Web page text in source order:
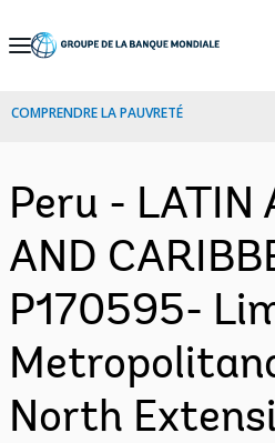
Skip
Navigation
COMPRENDRE LA PAUVRETÉ
Peru - LATIN
AND
P170595-
North